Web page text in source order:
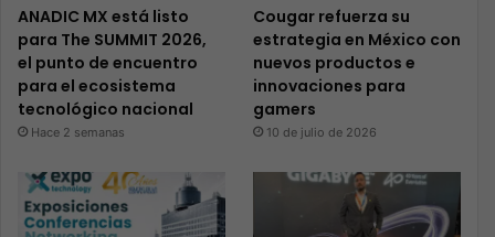
ANADIC MX está listo
para The SUMMIT 2026,
el punto de encuentro
para el ecosistema
tecnológico nacional
Hace 2 semanas
Cougar refuerza su
estrategia en México con
nuevos productos e
innovaciones para
gamers
10 de julio de 2026